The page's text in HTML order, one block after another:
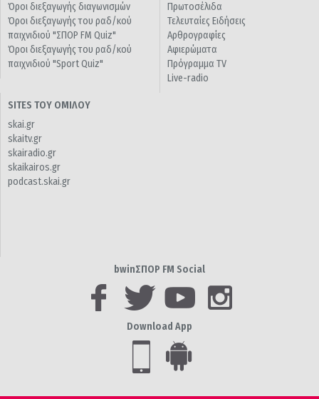
Όροι διεξαγωγής διαγωνισμών
Όροι διεξαγωγής του ραδ/κού
παιχνιδιού "ΣΠΟΡ FM Quiz"
Όροι διεξαγωγής του ραδ/κού
παιχνιδιού "Sport Quiz"
Πρωτοσέλιδα
Τελευταίες Ειδήσεις
Αρθρογραφίες
Αφιερώματα
Πρόγραμμα TV
Live-radio
SITES ΤΟΥ ΟΜΙΛΟΥ
skai.gr
skaitv.gr
skairadio.gr
skaikairos.gr
podcast.skai.gr
bwinΣΠΟΡ FM Social
Download App